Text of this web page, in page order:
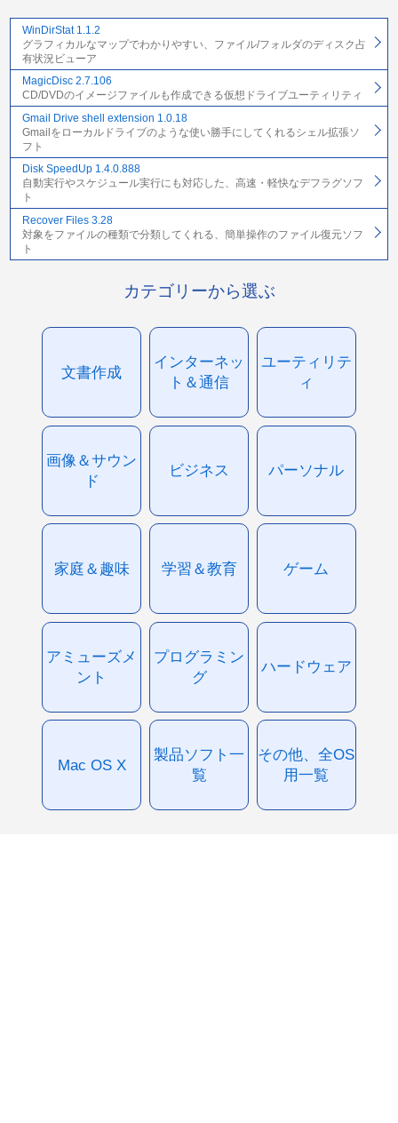
WinDirStat 1.1.2
グラフィカルなマップでわかりやすい、ファイル/フォルダのディスク占
有状況ビューア
MagicDisc 2.7.106
CD/DVDのイメージファイルも作成できる仮想ドライブユーティリティ
Gmail Drive shell extension 1.0.18
Gmailをローカルドライブのような使い勝手にしてくれるシェル拡張ソ
フト
Disk SpeedUp 1.4.0.888
自動実行やスケジュール実行にも対応した、高速・軽快なデフラグソフ
ト
Recover Files 3.28
対象をファイルの種類で分類してくれる、簡単操作のファイル復元ソフ
ト
カテゴリーから選ぶ
文書作成
インターネッ
ト＆通信
ユーティリテ
ィ
画像＆サウン
ド
ビジネス パーソナル
家庭＆趣味 学習＆教育 ゲーム
アミューズメ
ント
プログラミン
グ
ハードウェア
Mac OS X
製品ソフト一
覧
その他、全OS
用一覧